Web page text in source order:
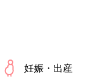
妊娠・出産